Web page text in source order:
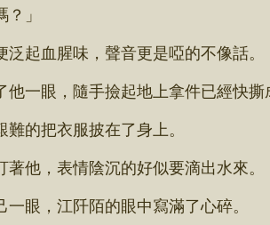
」
起血腥味，聲音更是啞的不像話。
眼，隨手撿起地上拿件已經快撕
的把衣服披在了身上。
他，表情陰沉的好似要滴出水來。
眼，江阡陌的眼中寫滿了心碎。